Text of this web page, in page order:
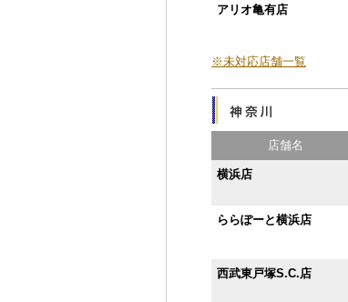
アリオ亀有店
※未対応店舗一覧
店舗名
横浜店
ららぽーと横浜店
西武東戸塚S.C.店